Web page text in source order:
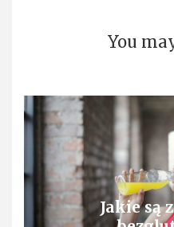
You
Jakie są